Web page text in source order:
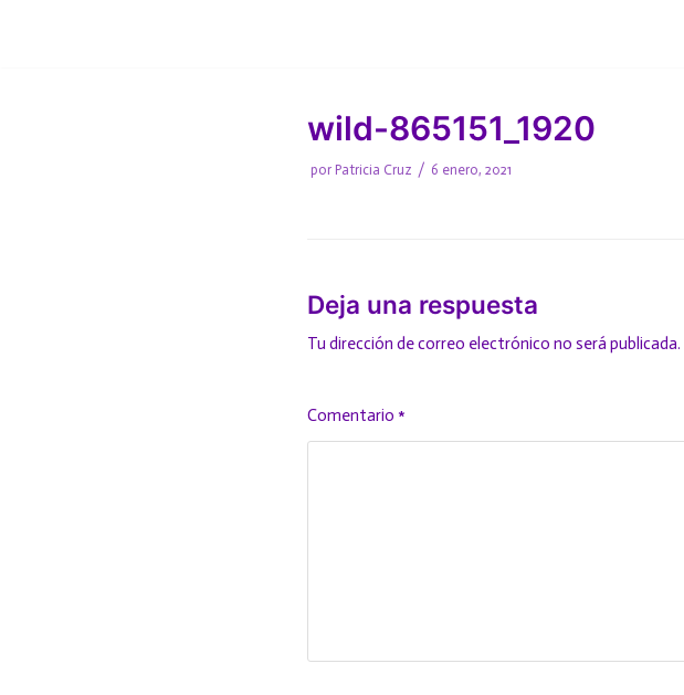
wild-865151_1920
por Patricia Cruz 6 enero, 2021
Deja una respuesta
Tu dirección de correo electrónico no será publicada.
Comentario *